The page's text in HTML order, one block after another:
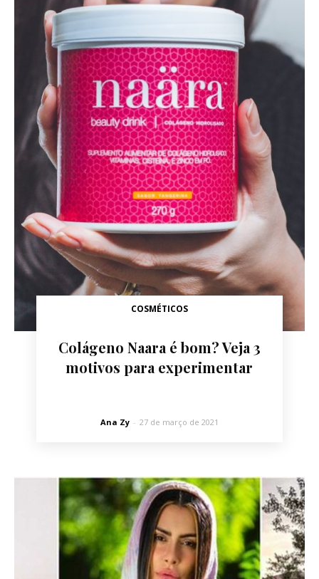
COSMÉTICOS
Colágeno Naara é bom? Veja 3
motivos para experimentar
Ana Zy - 27 de março de 2021